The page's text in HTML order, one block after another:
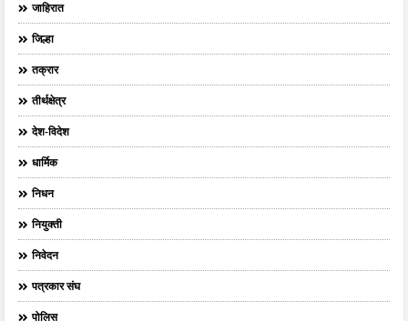
जाहिरात
जिल्हा
तक्रार
तीर्थक्षेत्र
देश-विदेश
धार्मिक
निधन
नियुक्ती
निवेदन
पत्रकार संघ
पोलिस